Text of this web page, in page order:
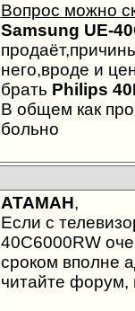
Вопрос можно
Samsung UE-
него,вроде и
брать Philips
В общем как
больно
АТАМАН,
Если с
40C6000RW
сроком вполне
читайте